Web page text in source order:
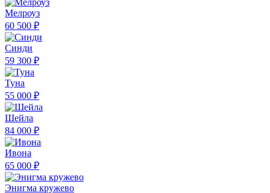
Мелроуз
60 500 ₽
Синди
59 300 ₽
Туна
55 000 ₽
Шейла
84 000 ₽
Ивона
65 000 ₽
Энигма кружево